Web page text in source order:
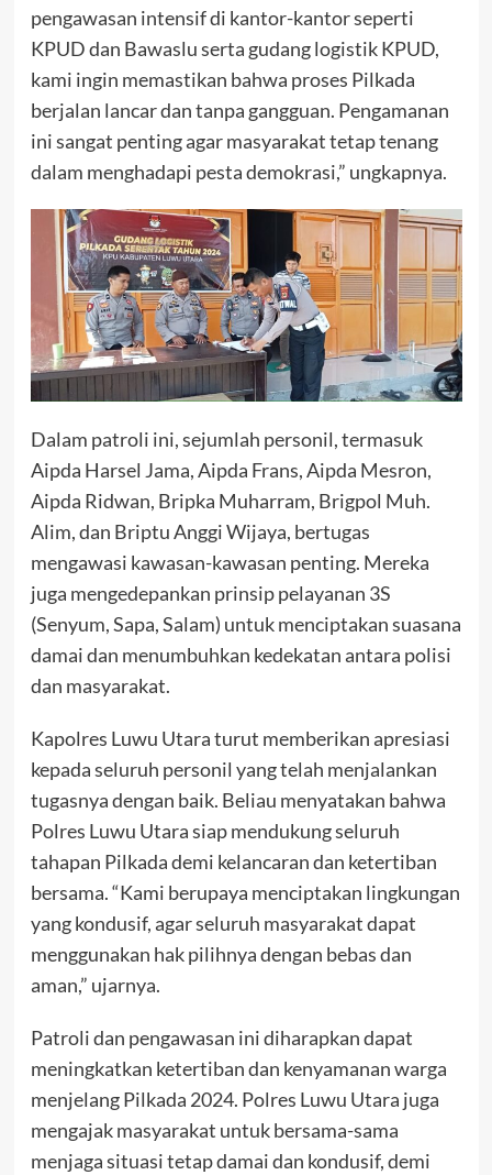
pengawasan intensif di kantor-kantor seperti
KPUD dan Bawaslu serta gudang logistik KPUD,
kami ingin memastikan bahwa proses Pilkada
berjalan lancar dan tanpa gangguan. Pengamanan
ini sangat penting agar masyarakat tetap tenang
dalam menghadapi pesta demokrasi,” ungkapnya.
Dalam patroli ini, sejumlah personil, termasuk
Aipda Harsel Jama, Aipda Frans, Aipda Mesron,
Aipda Ridwan, Bripka Muharram, Brigpol Muh.
Alim, dan Briptu Anggi Wijaya, bertugas
mengawasi kawasan-kawasan penting. Mereka
juga mengedepankan prinsip pelayanan 3S
(Senyum, Sapa, Salam) untuk menciptakan suasana
damai dan menumbuhkan kedekatan antara polisi
dan masyarakat.
Kapolres Luwu Utara turut memberikan apresiasi
kepada seluruh personil yang telah menjalankan
tugasnya dengan baik. Beliau menyatakan bahwa
Polres Luwu Utara siap mendukung seluruh
tahapan Pilkada demi kelancaran dan ketertiban
bersama. “Kami berupaya menciptakan lingkungan
yang kondusif, agar seluruh masyarakat dapat
menggunakan hak pilihnya dengan bebas dan
aman,” ujarnya.
Patroli dan pengawasan ini diharapkan dapat
meningkatkan ketertiban dan kenyamanan warga
menjelang Pilkada 2024. Polres Luwu Utara juga
mengajak masyarakat untuk bersama-sama
menjaga situasi tetap damai dan kondusif, demi